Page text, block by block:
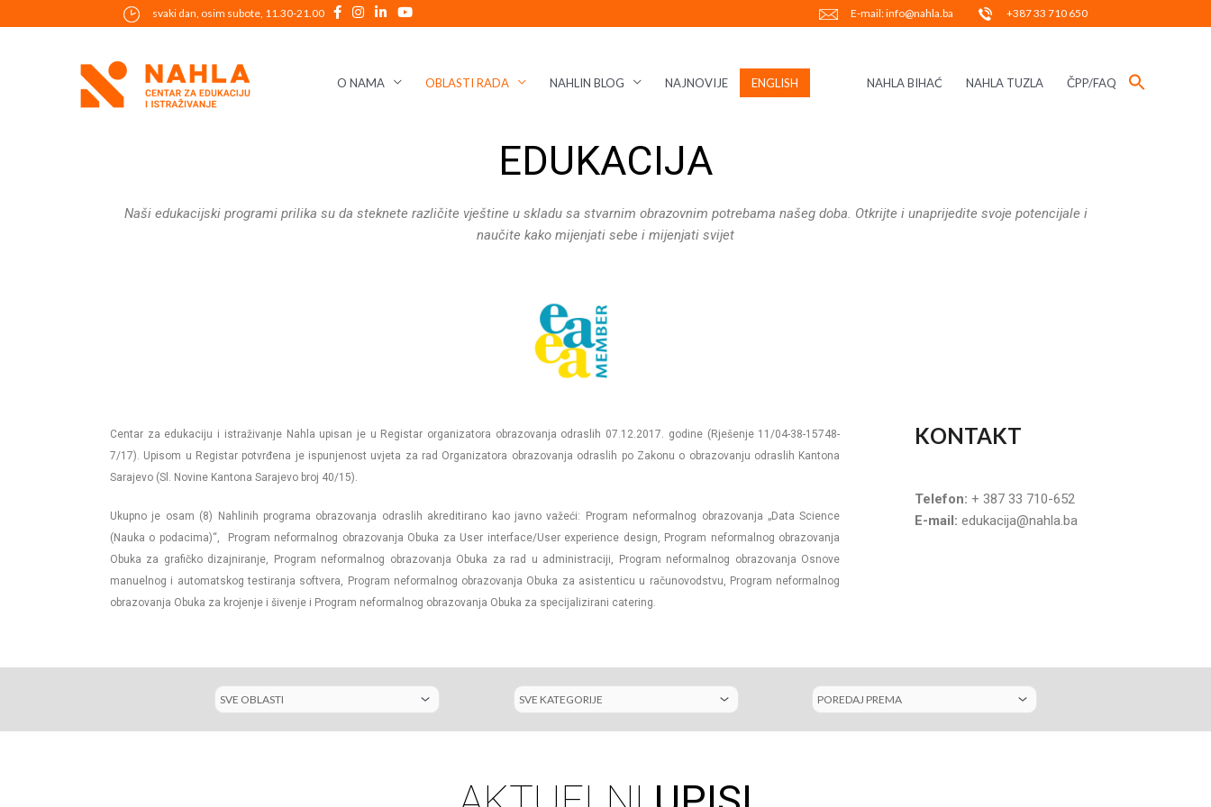
to
svaki dan, osim subote, 11.30-21.00 E-mail: info@nahla.ba +387 33 710 650
O NAMA OBLASTI RADA NAHLIN BLOG NAJNOVIJE ENGLISH NAHLA BIHAĆ NAHLA TUZLA ČPP/FAQ
EDUKACIJA
Naši edukacijski programi prilika su da steknete različite vještine u skladu sa stvarnim obrazovnim potrebama našeg doba. Otkrijte i unaprijedite svoje potencijale i
naučite kako mijenjati sebe i mijenjati svijet
Centar za edukaciju i istraživanje Nahla upisan je u Registar organizatora obrazovanja odraslih 07.12.2017. godine (Rješenje 11/04-38-15748-
7/17). Upisom u Registar potvrđena je ispunjenost uvjeta za rad Organizatora obrazovanja odraslih po Zakonu o obrazovanju odraslih Kantona
Sarajevo (Sl. Novine Kantona Sarajevo broj 40/15).
Ukupno je osam (8) Nahlinih programa obrazovanja odraslih akreditirano kao javno važeći: Program neformalnog obrazovanja „Data Science
(Nauka o podacima)“, Program neformalnog obrazovanja Obuka za User interface/User experience design, Program neformalnog obrazovanja
Obuka za grafičko dizajniranje, Program neformalnog obrazovanja Obuka za rad u administraciji, Program neformalnog obrazovanja Osnove
manuelnog i automatskog testiranja softvera, Program neformalnog obrazovanja Obuka za asistenticu u računovodstvu, Program neformalnog
obrazovanja Obuka za krojenje i šivenje i Program neformalnog obrazovanja Obuka za specijalizirani catering.
KONTAKT
Telefon: + 387 33 710-652
E-mail: edukacija@nahla.ba